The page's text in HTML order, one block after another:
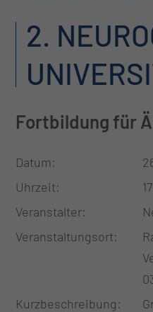
2.
Fortbildung für
Datum
Uhrzeit
Veranstalter
Veranstaltungsort
Kurzbeschreibung